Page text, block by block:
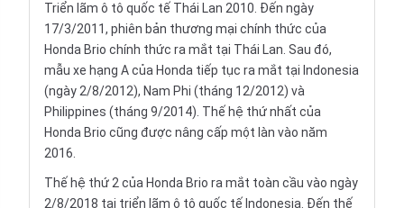
Triển lãm ô tô quốc tế Thái Lan 2010. Đến ngày
17/3/2011, phiên bản thương mại chính thức của
Honda Brio chính thức ra mắt tại Thái Lan. Sau đó,
mẫu xe hạng A của Honda tiếp tục ra mắt tại Indonesia
(ngày 2/8/2012), Nam Phi (tháng 12/2012) và
Philippines (tháng 9/2014). Thế hệ thứ nhất của
Honda Brio cũng được nâng cấp một làn vào năm
2016.
Thế hệ thứ 2 của Honda Brio ra mắt toàn cầu vào ngày
2/8/2018 tại triển lãm ô tô quốc tế Indonesia. Đến thế